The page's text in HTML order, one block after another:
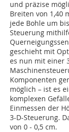
und präzise
Breiten von 1,40
jede Bohle um
Steuerung
geschieht mit
es nun mit einer
Komponenten
möglich – ist es
komplexen
Einmessen der
3-D-Steuerung.
von 0 - 0,5 cm.